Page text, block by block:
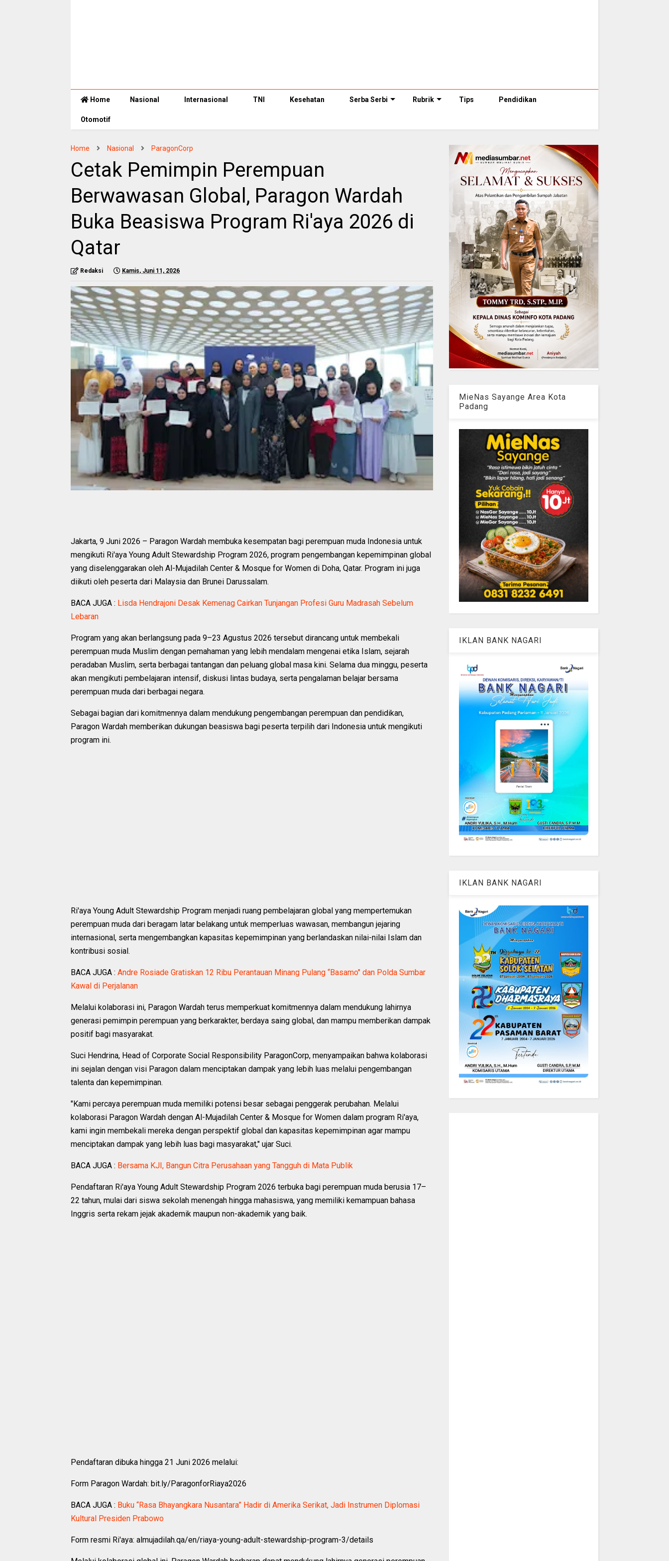
Home Nasional Internasional TNI Kesehatan Serba Serbi Rubrik Tips Pendidikan
Otomotif
Home Nasional ParagonCorp
Cetak Pemimpin Perempuan
Berwawasan Global, Paragon Wardah
Buka Beasiswa Program Ri'aya 2026 di
Qatar
Redaksi Kamis, Juni 11, 2026
Jakarta, 9 Juni 2026 – Paragon Wardah membuka kesempatan bagi perempuan muda Indonesia untuk
mengikuti Ri'aya Young Adult Stewardship Program 2026, program pengembangan kepemimpinan global
yang diselenggarakan oleh Al-Mujadilah Center & Mosque for Women di Doha, Qatar. Program ini juga
diikuti oleh peserta dari Malaysia dan Brunei Darussalam.
BACA JUGA : Lisda Hendrajoni Desak Kemenag Cairkan Tunjangan Profesi Guru Madrasah Sebelum
Lebaran
Program yang akan berlangsung pada 9–23 Agustus 2026 tersebut dirancang untuk membekali
perempuan muda Muslim dengan pemahaman yang lebih mendalam mengenai etika Islam, sejarah
peradaban Muslim, serta berbagai tantangan dan peluang global masa kini. Selama dua minggu, peserta
akan mengikuti pembelajaran intensif, diskusi lintas budaya, serta pengalaman belajar bersama
perempuan muda dari berbagai negara.
Sebagai bagian dari komitmennya dalam mendukung pengembangan perempuan dan pendidikan,
Paragon Wardah memberikan dukungan beasiswa bagi peserta terpilih dari Indonesia untuk mengikuti
program ini.
Ri'aya Young Adult Stewardship Program menjadi ruang pembelajaran global yang mempertemukan
perempuan muda dari beragam latar belakang untuk memperluas wawasan, membangun jejaring
internasional, serta mengembangkan kapasitas kepemimpinan yang berlandaskan nilai-nilai Islam dan
kontribusi sosial.
BACA JUGA : Andre Rosiade Gratiskan 12 Ribu Perantauan Minang Pulang “Basamo" dan Polda Sumbar
Kawal di Perjalanan
Melalui kolaborasi ini, Paragon Wardah terus memperkuat komitmennya dalam mendukung lahirnya
generasi pemimpin perempuan yang berkarakter, berdaya saing global, dan mampu memberikan dampak
positif bagi masyarakat.
Suci Hendrina, Head of Corporate Social Responsibility ParagonCorp, menyampaikan bahwa kolaborasi
ini sejalan dengan visi Paragon dalam menciptakan dampak yang lebih luas melalui pengembangan
talenta dan kepemimpinan.
"Kami percaya perempuan muda memiliki potensi besar sebagai penggerak perubahan. Melalui
kolaborasi Paragon Wardah dengan Al-Mujadilah Center & Mosque for Women dalam program Ri'aya,
kami ingin membekali mereka dengan perspektif global dan kapasitas kepemimpinan agar mampu
menciptakan dampak yang lebih luas bagi masyarakat," ujar Suci.
BACA JUGA : Bersama KJI, Bangun Citra Perusahaan yang Tangguh di Mata Publik
Pendaftaran Ri'aya Young Adult Stewardship Program 2026 terbuka bagi perempuan muda berusia 17–
22 tahun, mulai dari siswa sekolah menengah hingga mahasiswa, yang memiliki kemampuan bahasa
Inggris serta rekam jejak akademik maupun non-akademik yang baik.
Pendaftaran dibuka hingga 21 Juni 2026 melalui:
Form Paragon Wardah: bit.ly/ParagonforRiaya2026
BACA JUGA : Buku “Rasa Bhayangkara Nusantara” Hadir di Amerika Serikat, Jadi Instrumen Diplomasi
Kultural Presiden Prabowo
Form resmi Ri'aya: almujadilah.qa/en/riaya-young-adult-stewardship-program-3/details
MieNas Sayange Area Kota
Padang
IKLAN BANK NAGARI
IKLAN BANK NAGARI